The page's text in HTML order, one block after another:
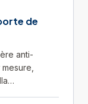
de
anti-